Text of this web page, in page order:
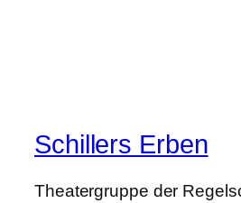
Schillers Erben
Theatergruppe der